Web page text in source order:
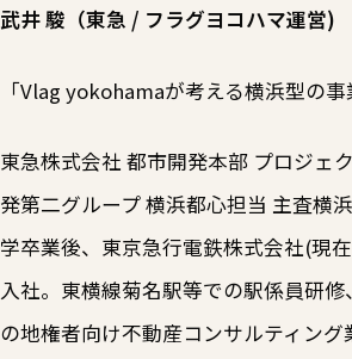
武井 駿（東急 / フラグヨコハマ運営)
「Vlag yokohamaが考える横浜型の事
東急株式会社 都市開発本部 プロジ
発第二グループ 横浜都心担当 主査横
学卒業後、東京急行電鉄株式会社(現
入社。東横線菊名駅等での駅係員研
の地権者向け不動産コンサルティン